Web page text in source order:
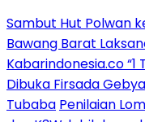
Sambut Hut Polwan
Bawang Barat
Kabarindonesia.co
Dibuka Firsada
Tubaba Penilaian